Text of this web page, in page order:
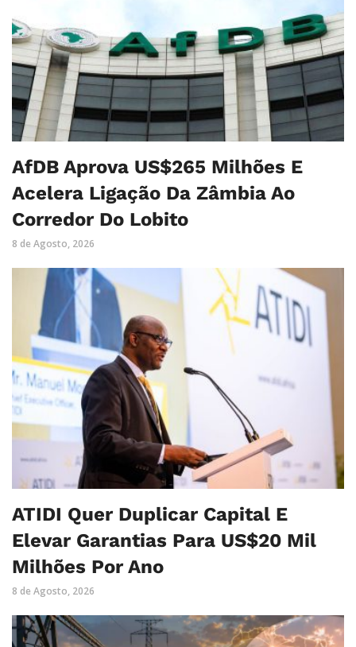
AfDB Aprova US$265 Milhões E
Acelera Ligação Da Zâmbia Ao
Corredor Do Lobito
8 de Agosto, 2026
ATIDI Quer Duplicar Capital E
Elevar Garantias Para US$20 Mil
Milhões Por Ano
8 de Agosto, 2026